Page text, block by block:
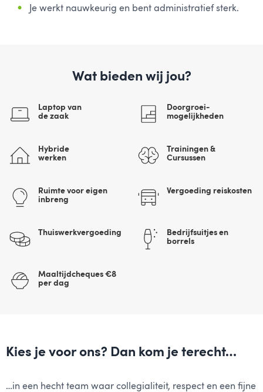
Je werkt nauwkeurig en bent administratief sterk.
Wat bieden wij jou?
Laptop van
de zaak
Doorgroei-
mogelijkheden
Hybride
werken
Trainingen &
Cursussen
Ruimte voor eigen
inbreng
Vergoeding reiskosten
Thuiswerkvergoeding
Bedrijfsuitjes en
borrels
Maaltijdcheques €8
per dag
Kies je voor ons? Dan kom je terecht…
…in een hecht team waar collegialiteit, respect en een fijne